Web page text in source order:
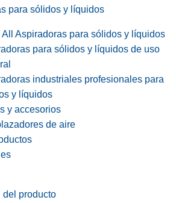
para sólidos y líquidos
Aspiradoras para sólidos y líquidos
para sólidos y líquidos de uso
industriales profesionales para
y líquidos
y accesorios
de aire
del producto